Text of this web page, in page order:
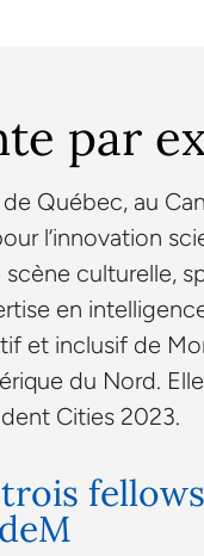
par
Québec, au
l’innovation
scène culturelle,
en
et inclusif de
du Nord.
Cities 2023.